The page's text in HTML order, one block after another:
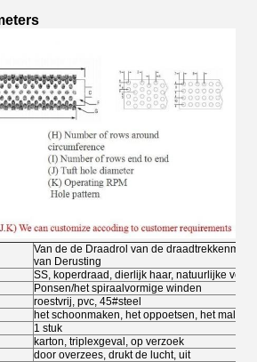
Van de de Draadrol van de
van Derusting
SS, koperdraad, dierlijk haar, natuurlijke
Ponsen/het spiraalvormige winden
roestvrij, pvc, 45#steel
het schoonmaken, het oppoetsen, het malen,
1 stuk
karton, triplexgeval, op verzoek
door overzees, drukt de lucht, uit